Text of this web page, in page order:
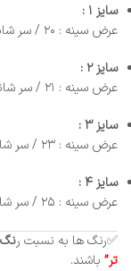
سایز ۱ :
عرض سینه : ۲۰ / سر شانه تا فاق : ۳۶ / قد آستین : ۲۱
سایز ۲ :
عرض سینه : ۲۱ / سر شانه تا فاق : ۴۲ / قد آستین : ۲۳
سایز ۳ :
عرض سینه : ۲۳ / سر شانه تا فاق : ۴۳ / قد آستین : ۳۰
سایز ۴ :
عرض سینه : ۲۵ / سر شانه تا فاق : ۴۸ / قد آستین : ۳۰
✅رنگ ها به نسبت ر
تر” باشند.